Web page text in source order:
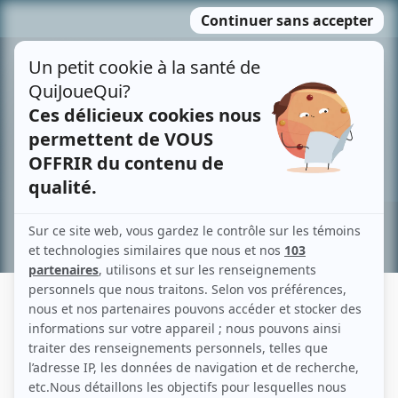
MENU
contenu
Recherche avancée »
DÉFENSE D'ENTRER!
Fiche détaillée Liste des épisodes